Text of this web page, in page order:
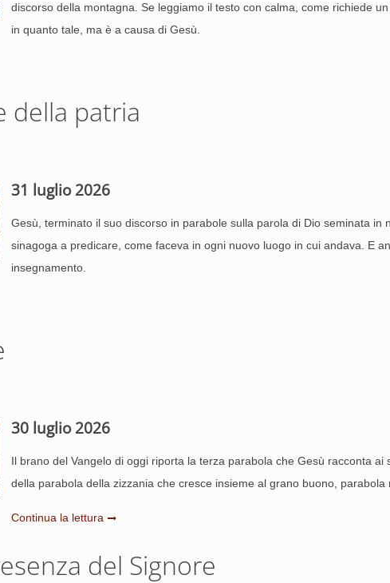
discorso della montagna. Se leggiamo il testo con calma, come richiede
in quanto tale, ma è a causa di Gesù.
della patria
31 luglio 2026
Gesù, terminato il suo discorso in parabole sulla parola di Dio seminata
sinagoga a predicare, come faceva in ogni nuovo luogo in cui andava. E
insegnamento.
30 luglio 2026
Il brano del Vangelo di oggi riporta la terza parabola che Gesù racconta
della parabola della zizzania che cresce insieme al grano buono, parabola
Continua la lettura
del Signore